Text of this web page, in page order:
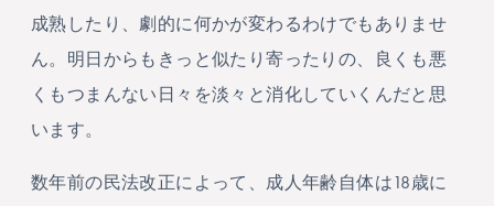
成熟したり、劇的に何かが変わるわけでもありませ
ん。明日からもきっと似たり寄ったりの、良くも悪
くもつまんない日々を淡々と消化していくんだと思
います。
数年前の民法改正によって、成人年齢自体は18歳に